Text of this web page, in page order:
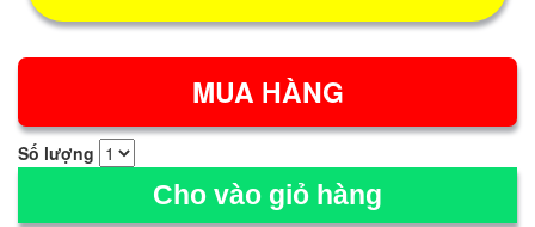
Số lượng
Cho vào giỏ hàng